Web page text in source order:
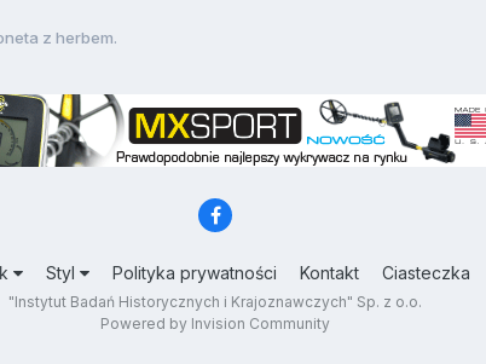
z herbem.
Styl Polityka prywatności Kontakt Ciasteczka
"Instytut Badań Historycznych i Krajoznawczych" Sp. z o.o.
Powered by Invision Community